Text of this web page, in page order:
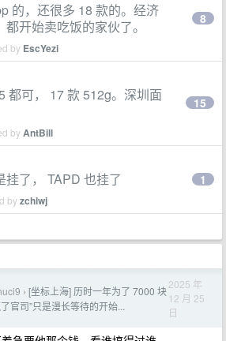
的，还很多 18 款的。经济
开始卖吃饭的家伙了。
by EscYezi
8
都可， 17 款 512g。深圳面
byAntBill
15
了， TAPD 也挂了
byzchlwj
1
› [坐标上海] 历时一年为了 7000 块
官司”只是漫长等待的开始...
2025 年
12 月 25
日